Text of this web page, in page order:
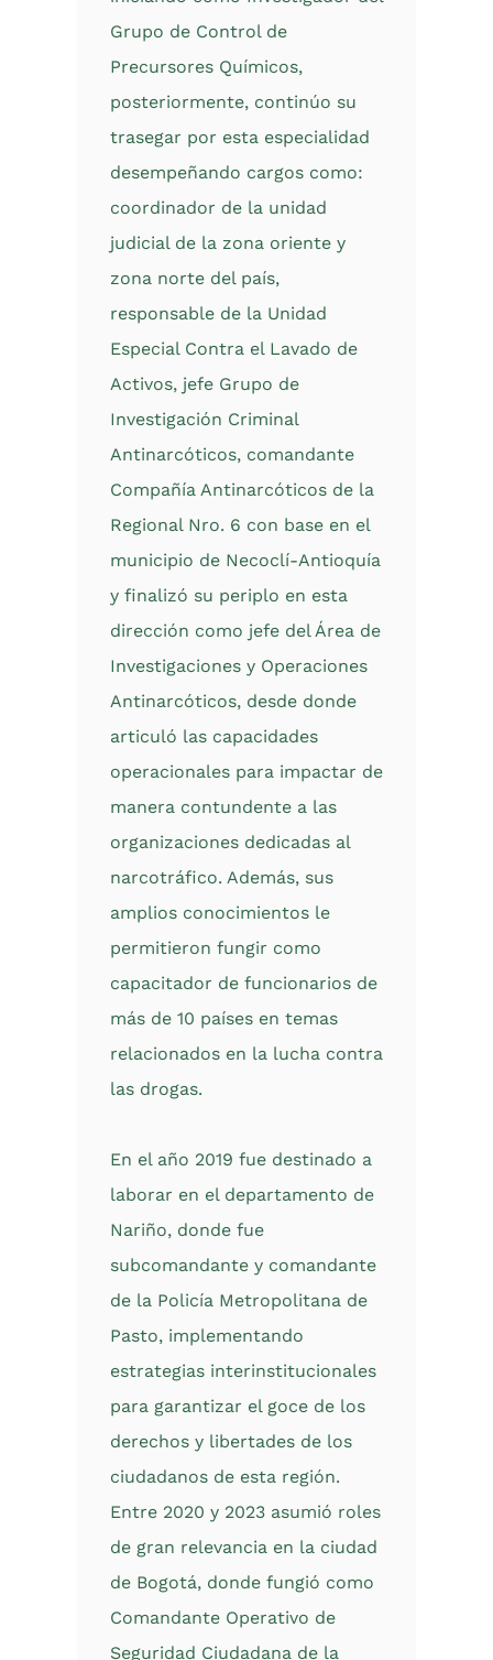
Grupo de Control de
Precursores Químicos,
posteriormente, continúo su
trasegar por esta especialidad
desempeñando cargos como:
coordinador de la unidad
judicial de la zona oriente y
zona norte del país,
responsable de la Unidad
Especial Contra el Lavado de
Activos, jefe Grupo de
Investigación Criminal
Antinarcóticos, comandante
Compañía Antinarcóticos de la
Regional Nro. 6 con base en el
municipio de Necoclí-Antioquía
y finalizó su periplo en esta
dirección como jefe del Área de
Investigaciones y Operaciones
Antinarcóticos, desde donde
articuló las capacidades
operacionales para impactar de
manera contundente a las
organizaciones dedicadas al
narcotráfico. Además, sus
amplios conocimientos le
permitieron fungir como
capacitador de funcionarios de
más de 10 países en temas
relacionados en la lucha contra
las drogas.
En el año 2019 fue destinado a
laborar en el departamento de
Nariño, donde fue
subcomandante y comandante
de la Policía Metropolitana de
Pasto, implementando
estrategias interinstitucionales
para garantizar el goce de los
derechos y libertades de los
ciudadanos de esta región.
Entre 2020 y 2023 asumió roles
de gran relevancia en la ciudad
de Bogotá, donde fungió como
Comandante Operativo de
Seguridad Ciudadana de la